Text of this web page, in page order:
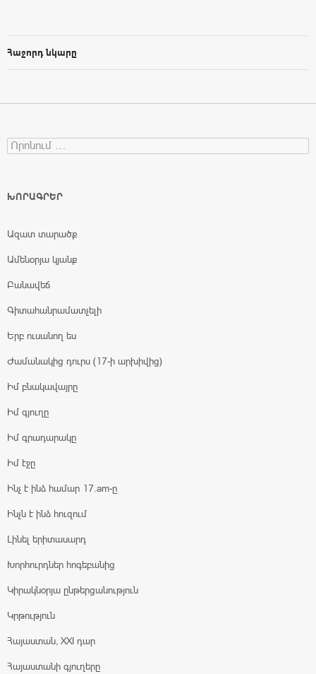
Հաջորդ նկարը
Search for:
ԽՈՐԱԳՐԵՐ
Ազատ տարածք
Ամենօրյա կյանք
Բանավեճ
Գիտահանրամատչելի
Երբ ուսանող ես
Ժամանակից դուրս (17-ի արխիվից)
Իմ բնակավայրը
Իմ գյուղը
Իմ գրադարակը
Իմ էջը
Ինչ է ինձ համար 17.am-ը
Ինչն է ինձ հուզում
Լինել երիտասարդ
Խորհուրդներ հոգեբանից
Կիրակնօրյա ընթերցանություն
Կրթություն
Հայաստան, XXI դար
Հայաստանի գյուղերը